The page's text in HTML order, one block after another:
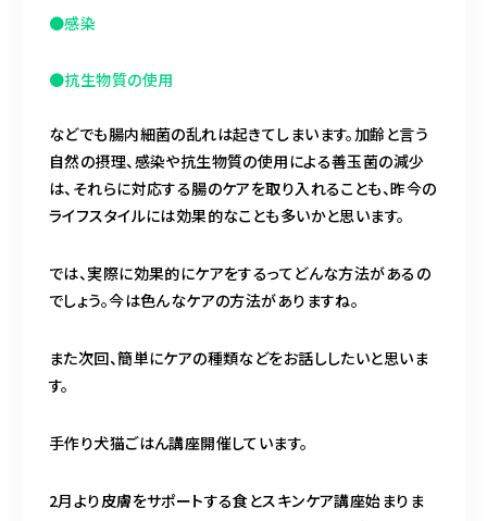
●感染
●抗生物質の使用
などでも腸内細菌の乱れは起きてしまいます。加齢と言う
自然の摂理、感染や抗生物質の使用による善玉菌の減少
は、それらに対応する腸のケアを取り入れることも、昨今の
ライフスタイルには効果的なことも多いかと思います。
では、実際に効果的にケアをするってどんな方法があるの
でしょう。今は色んなケアの方法がありますね。
また次回、簡単にケアの種類などをお話ししたいと思いま
す。
手作り犬猫ごはん講座開催しています。
2月より皮膚をサポートする食とスキンケア講座始まりま